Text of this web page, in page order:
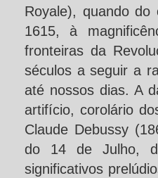
Royale), quando
1615, à
fronteiras da
séculos a seguir a
até nossos dias. A
artifício, corolário
Claude Debussy
do 14 de Julho,
significativos